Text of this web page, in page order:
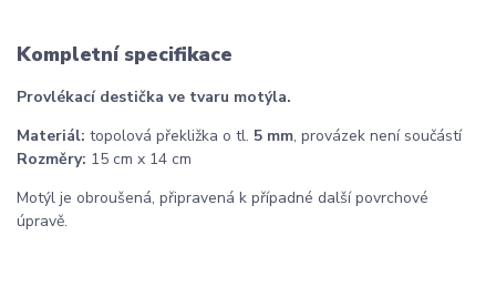
Kompletní specifikace
Provlékací destička ve tvaru motýla.
Materiál: topolová překližka o tl. 5 mm, provázek není součástí
Rozměry: 15 cm x 14 cm
Motýl je obroušená, připravená k případné další povrchové
úpravě.